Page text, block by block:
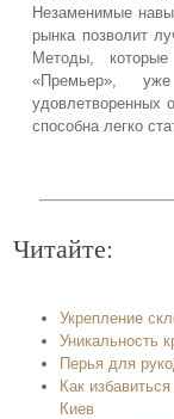
Незаменимые
рынка позволит
Методы,
«Премьер»,
удовлетворенных
способна легко
Читайте:
Укрепление
Уникальность
Перья для
Как
Киев